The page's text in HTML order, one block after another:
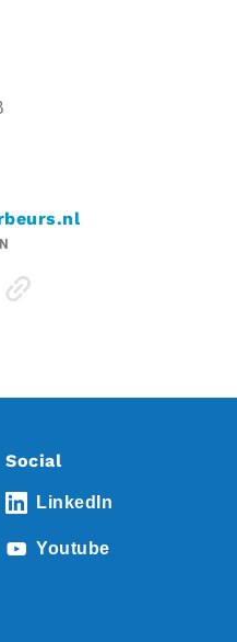
Social
LinkedIn
Youtube